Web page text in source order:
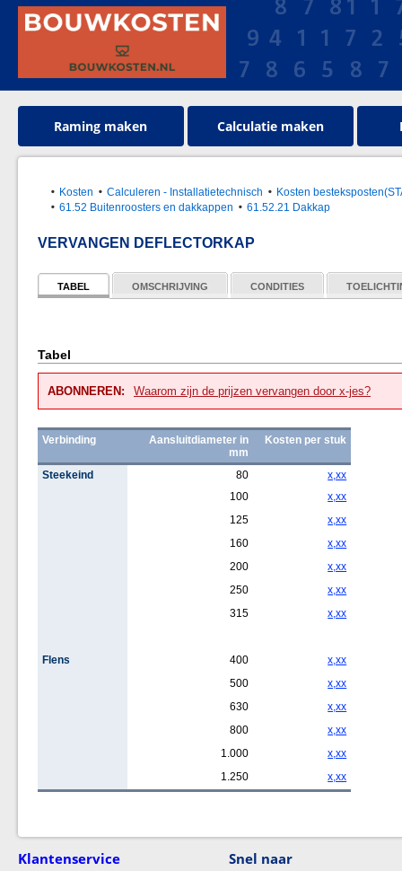
Raming maken Calculatie maken
Kosten Calculeren - Installatietechnisch
Kosten
61.52 Buitenroosters en dakkappen
61.52.21 Dakkap
VERVANGEN DEFLECTORKAP
TABEL OMSCHRIJVING CONDITIES
Tabel
ABONNEREN: Waarom zijn de prijzen vervangen door x-jes?
Verbinding
Aansluitdiameter in
mm
Kosten per stuk
Steekeind 80
x,xx
100
x,xx
125
x,xx
160
x,xx
200
x,xx
250
x,xx
315
x,xx
Flens 400
x,xx
500
x,xx
630
x,xx
800
x,xx
1.000
x,xx
1.250
x,xx
Klantenservice Snel naar